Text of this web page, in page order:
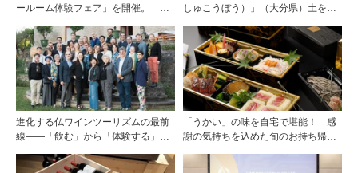
ールーム体験フェア」を開催。 ワ
験！！
しゅこうぼう）」（大分県）土を作
ワインに実を結ぶ
進化する仏ワインツーリズムの最前
線――「飲む」から「体験する」プ
フランスのドメーヌグループ組織が
「うかい」の味を自宅で堪能！ 感
謝の気持ちを込めた旬のお持ち帰り